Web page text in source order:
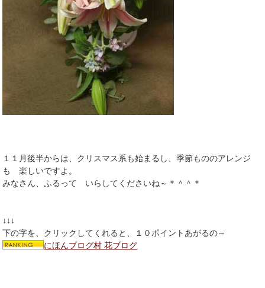
１１月後半からは、クリスマス系も始まるし、季節もののアレンジ
も 楽しいですよ。
みなさん、ふるって いらしてくださいね～＊＾＾＊
↓↓↓
下の字を、クリックしてくれると、１０ポイントあがるの～
にほんブログ村 花ブログ